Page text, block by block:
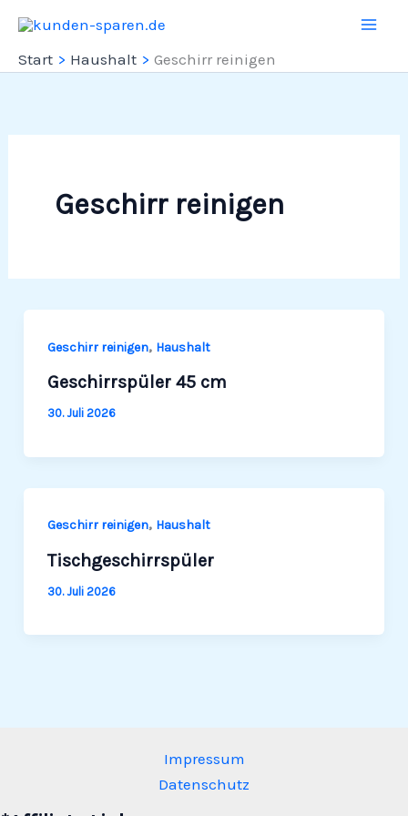
Inhalt
springen
Start Haushalt Geschirr rei­nigen
Geschirr rei­nigen
Geschirr rei­nigen, Haushalt
Geschirrspüler 45 cm
30. Juli 2026
Geschirr rei­nigen, Haushalt
Tischgeschirrspüler
30. Juli 2026
Impressum
Datenschutz